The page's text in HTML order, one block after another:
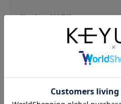
この会員規約（以下「本規約
式会社ケユカ事業部（以下「
する一連のサービスに関し、
本規約は、会員と弊社との間